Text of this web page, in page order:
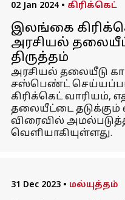
02 Jan 2024 • கிரிக்கெட்
இலங்கை
அரசியல்
திருத்தம்
அரசியல் தலையீடு
சஸ்பெண்ட்
கிரிக்கெட் வாரியம்,
தலையீட்டை தடுக்கும்
விரைவில்
வெளியாகியுள்ளது.
31 Dec 2023 • மல்யுத்தம்